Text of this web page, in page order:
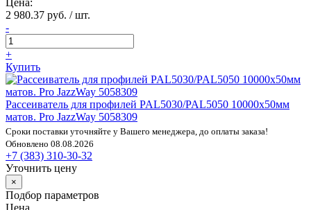
2 980.37 руб. / шт.
-
+
Купить
Рассеиватель для профилей PAL5030/PAL5050 10000х50мм
матов. Pro JazzWay 5058309
Сроки поставки уточняйте у Вашего менеджера, до оплаты заказа!
Обновлено 08.08.2026
+7 (383) 310-30-32
Уточнить цену
×
Подбор параметров
Цена